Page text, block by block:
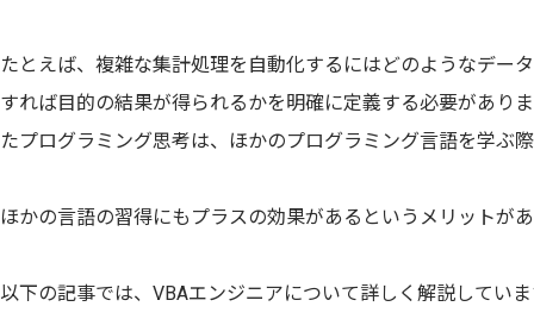
たとえば、複雑な集計処理を自動化するにはどのようなデー
すれば目的の結果が得られるかを明確に定義する必要があり
たプログラミング思考は、ほかのプログラミング言語を学ぶ
ほかの言語の習得にもプラスの効果があるというメリットが
以下の記事では、VBAエンジニアについて詳しく解説してい